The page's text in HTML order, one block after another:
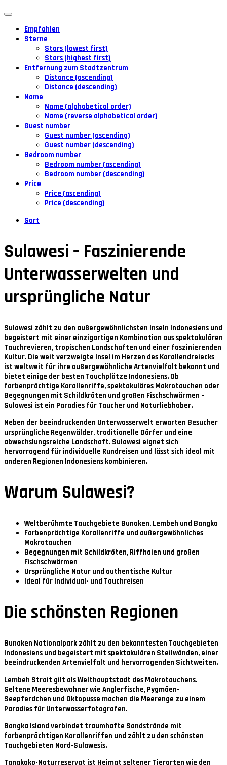
Empfohlen
Sterne
Stars (lowest first)
Stars (highest first)
Entfernung zum Stadtzentrum
Distance (ascending)
Distance (descending)
Name
Name (alphabetical order)
Name (reverse alphabetical order)
Guest number
Guest number (ascending)
Guest number (descending)
Bedroom number
Bedroom number (ascending)
Bedroom number (descending)
Price
Price (ascending)
Price (descending)
Sort
Sulawesi – Faszinierende
Unterwasserwelten und
ursprüngliche Natur
Sulawesi zählt zu den außergewöhnlichsten Inseln Indonesiens und
begeistert mit einer einzigartigen Kombination aus spektakulären
Tauchrevieren, tropischen Landschaften und einer faszinierenden
Kultur. Die weit verzweigte Insel im Herzen des Korallendreiecks
ist weltweit für ihre außergewöhnliche Artenvielfalt bekannt und
bietet einige der besten Tauchplätze Indonesiens. Ob
farbenprächtige Korallenriffe, spektakuläres Makrotauchen oder
Begegnungen mit Schildkröten und großen Fischschwärmen –
Sulawesi ist ein Paradies für Taucher und Naturliebhaber.
Neben der beeindruckenden Unterwasserwelt erwarten Besucher
ursprüngliche Regenwälder, traditionelle Dörfer und eine
abwechslungsreiche Landschaft. Sulawesi eignet sich
hervorragend für individuelle Rundreisen und lässt sich ideal mit
anderen Regionen Indonesiens kombinieren.
Warum Sulawesi?
Weltberühmte Tauchgebiete Bunaken, Lembeh und Bangka
Farbenprächtige Korallenriffe und außergewöhnliches
Makrotauchen
Begegnungen mit Schildkröten, Riffhaien und großen
Fischschwärmen
Ursprüngliche Natur und authentische Kultur
Ideal für Individual- und Tauchreisen
Die schönsten Regionen
Bunaken Nationalpark zählt zu den bekanntesten Tauchgebieten
Indonesiens und begeistert mit spektakulären Steilwänden, einer
beeindruckenden Artenvielfalt und hervorragenden Sichtweiten.
Lembeh Strait gilt als Welthauptstadt des Makrotauchens.
Seltene Meeresbewohner wie Anglerfische, Pygmäen-
Seepferdchen und Oktopusse machen die Meerenge zu einem
Paradies für Unterwasserfotografen.
Bangka Island verbindet traumhafte Sandstrände mit
farbenprächtigen Korallenriffen und zählt zu den schönsten
Tauchgebieten Nord-Sulawesis.
Tangkoko-Naturreservat ist Heimat seltener Tierarten wie den